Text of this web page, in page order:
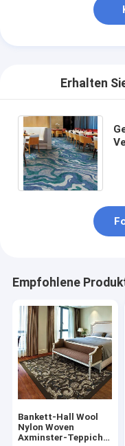
Erhalten
Empfohlene
Bankett-Hall Wool
Nylon Woven
Axminster-Teppich